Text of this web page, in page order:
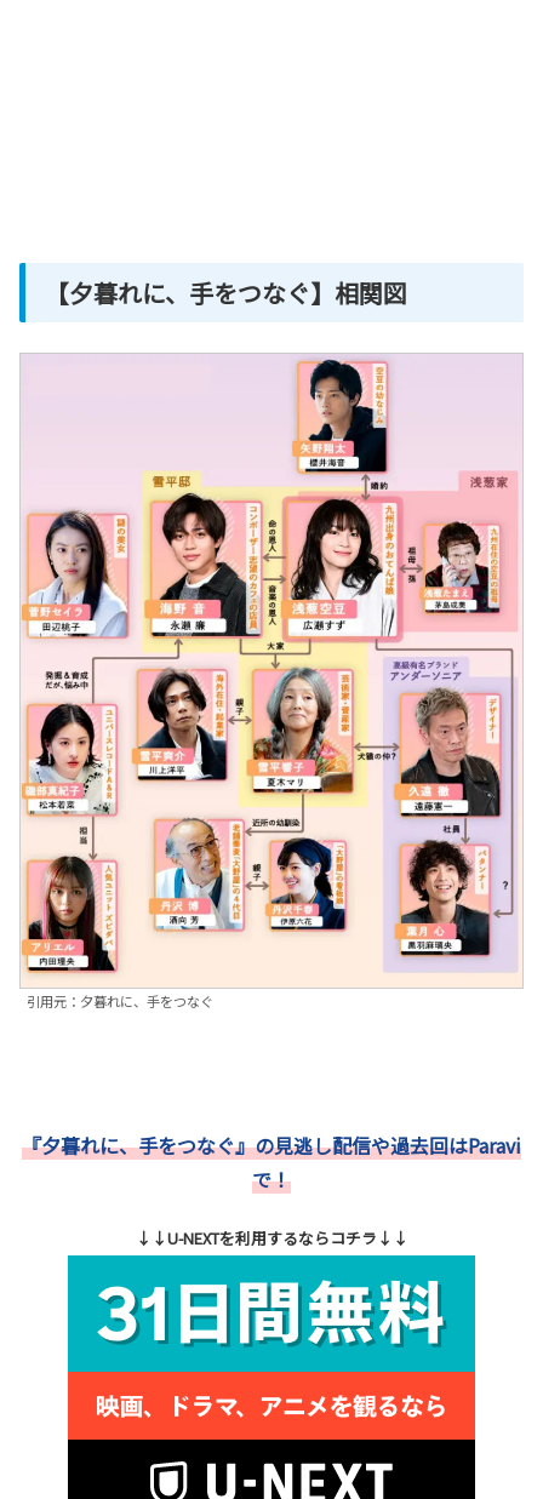
【夕暮れに、手をつなぐ】相関図
引用元：夕暮れに、手をつなぐ
『夕暮れに、手をつなぐ』の見逃し配信や過去回はParavi
で！
↓↓U-NEXTを利用するならコチラ↓↓